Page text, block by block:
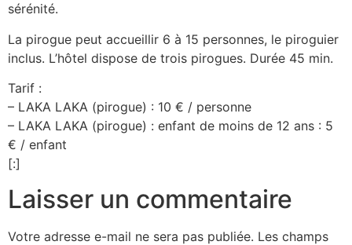
sérénité.
La pirogue peut accueillir 6 à 15 personnes, le piroguier
inclus. L’hôtel dispose de trois pirogues. Durée 45 min.
Tarif :
– LAKA LAKA (pirogue) : 10 € / personne
– LAKA LAKA (pirogue) : enfant de moins de 12 ans : 5
€ / enfant
[:]
Laisser un commentaire
Votre adresse e-mail ne sera pas publiée. Les champs